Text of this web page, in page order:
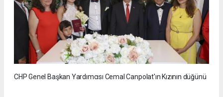
CHP Genel Başkan Yardımcısı Cemal Canpolat'ın Kızının düğünü